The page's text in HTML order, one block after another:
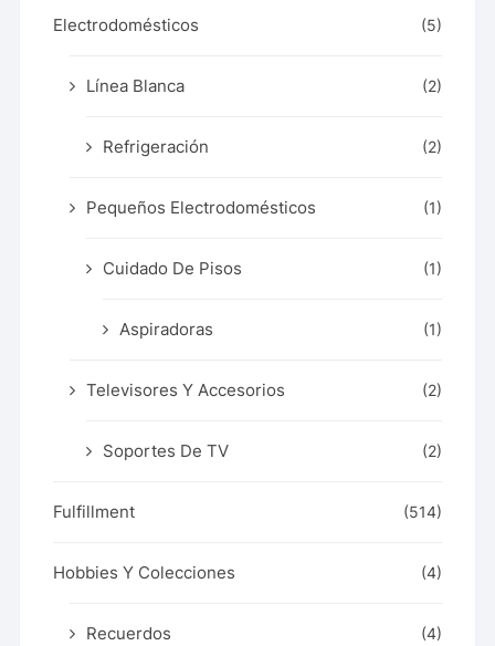
Electrodomésticos (5)
Línea Blanca (2)
Refrigeración (2)
Pequeños Electrodomésticos (1)
Cuidado De Pisos (1)
Aspiradoras (1)
Televisores Y Accesorios (2)
Soportes De TV (2)
Fulfillment (514)
Hobbies Y Colecciones (4)
Recuerdos (4)